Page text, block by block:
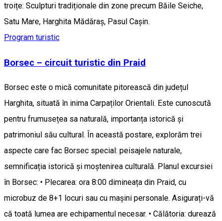
troițe: Sculpturi tradiționale din zone precum Băile Seiche,
Satu Mare, Harghita Mădăraș, Pasul Caşin.
Program turistic
Borsec – circuit turistic din Praid
Borsec este o mică comunitate pitorească din județul
Harghita, situată în inima Carpaților Orientali. Este cunoscută
pentru frumusețea sa naturală, importanța istorică și
patrimoniul său cultural. În această postare, explorăm trei
aspecte care fac Borsec special: peisajele naturale,
semnificația istorică și moștenirea culturală. Planul excursiei
în Borsec: • Plecarea: ora 8:00 dimineața din Praid, cu
microbuz de 8+1 locuri sau cu mașini personale. Asigurați-vă
că toată lumea are echipamentul necesar. • Călătoria: durează